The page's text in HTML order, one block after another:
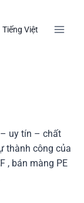
Tiếng Việt
uy tín – chất
thành công của
, bán màng PE